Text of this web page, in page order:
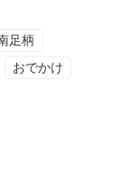
足柄
おでかけ